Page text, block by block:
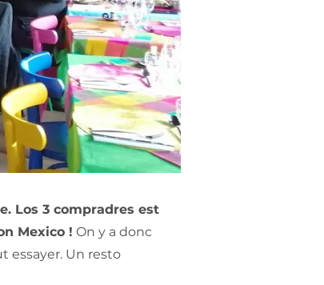
Los 3 compradres est
Mexico ! On y a donc
essayer. Un resto